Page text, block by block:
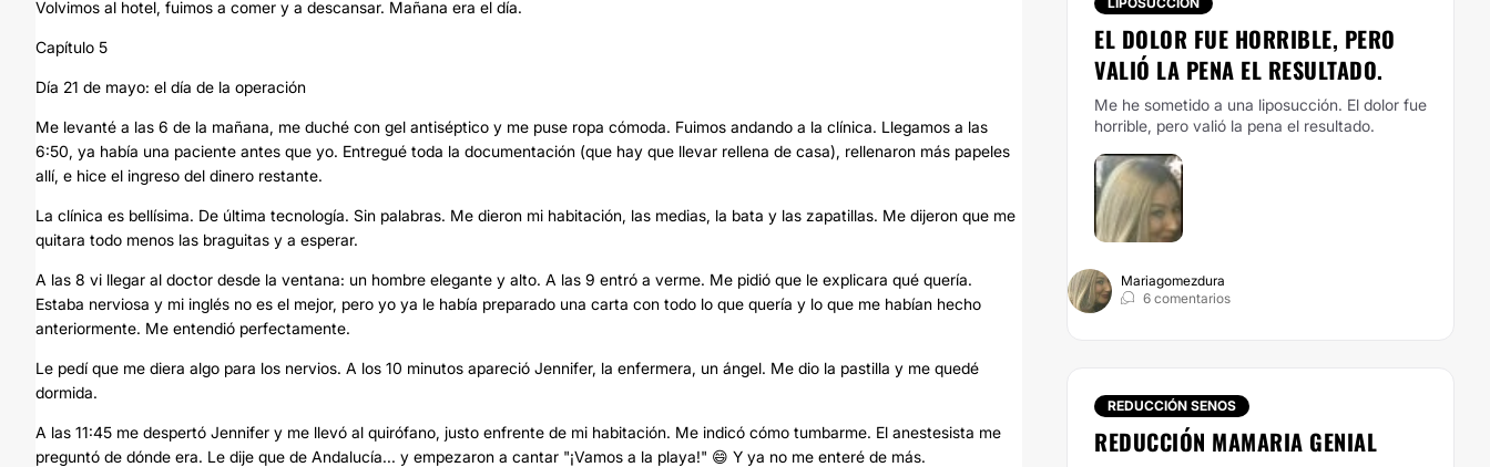
Volvimos al hotel, fuimos a comer y a descansar. Mañana era el día.
Capítulo 5
Día 21 de mayo: el día de la operación
Me levanté a las 6 de la mañana, me duché con gel antiséptico y me puse ropa cómoda. Fuimos andando a la clínica. Llegamos a las
6:50, ya había una paciente antes que yo. Entregué toda la documentación (que hay que llevar rellena de casa), rellenaron más papeles
allí, e hice el ingreso del dinero restante.
La clínica es bellísima. De última tecnología. Sin palabras. Me dieron mi habitación, las medias, la bata y las zapatillas. Me dijeron que me
quitara todo menos las braguitas y a esperar.
A las 8 vi llegar al doctor desde la ventana: un hombre elegante y alto. A las 9 entró a verme. Me pidió que le explicara qué quería.
Estaba nerviosa y mi inglés no es el mejor, pero yo ya le había preparado una carta con todo lo que quería y lo que me habían hecho
anteriormente. Me entendió perfectamente.
Le pedí que me diera algo para los nervios. A los 10 minutos apareció Jennifer, la enfermera, un ángel. Me dio la pastilla y me quedé
dormida.
A las 11:45 me despertó Jennifer y me llevó al quirófano, justo enfrente de mi habitación. Me indicó cómo tumbarme. El anestesista me
preguntó de dónde era. Le dije que de Andalucía... y empezaron a cantar "¡Vamos a la playa!" 😄 Y ya no me enteré de más.
EL DOLOR FUE HORRIBLE, PERO
VALIÓ LA PENA EL RESULTADO.
Me he sometido a una liposucción. El dolor fue
horrible, pero valió la pena el resultado.
Mariagomezdura
6 comentarios
REDUCCIÓN SENOS
REDUCCIÓN MAMARIA GENIAL